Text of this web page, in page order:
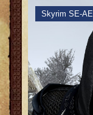
Skyrim SE-AE